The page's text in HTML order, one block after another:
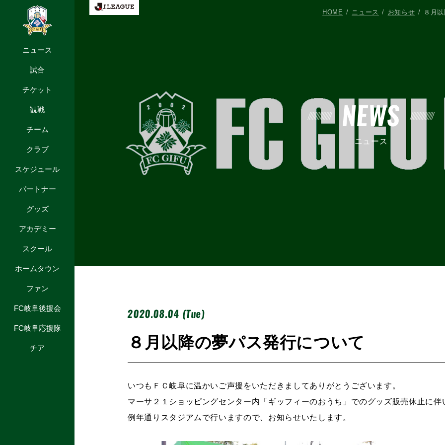
ニュース
試合
チケット
観戦
チーム
クラブ
スケジュール
パートナー
グッズ
アカデミー
スクール
ホームタウン
ファン
FC岐阜後援会
FC岐阜応援隊
チア
NEWS
ニュース
HOME ニュース お知らせ ８月
2020.08.04 (Tue)
８月以降の夢パス発行について
いつもＦＣ岐阜に温かいご声援をいただきましてありがとうございます。
マーサ２１ショッピングセンター内「ギッフィーのおうち」でのグッズ販売休止に
例年通りスタジアムで行いますので、お知らせいたします。